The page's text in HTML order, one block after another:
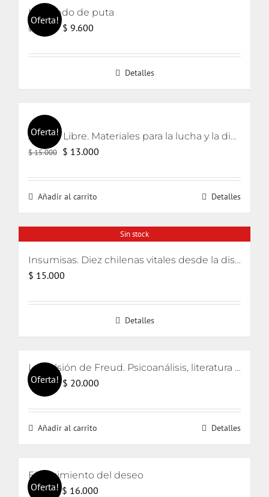
Oferta!
Haciendo de puta
$
El
original
$ 9.600
actual
Detalles
Oferta! Aborto Libre. Materiales para la lucha y la discusión en Chile.
$15.000 El
original
era:
$ 13.000
actual
Añadir al carrito Detalles
Sin stock
Insumisas. Diez chilenas vitales desde la disidencia
$ 15.000
Detalles
Oferta!
La pulsión de Freud. Psicoanálisis, literatura y cine
$21.000
El
original
era:
$ 20.000
actual
Añadir al carrito Detalles
Oferta!
El nacimiento del deseo
$17.000 El
$ 16.000